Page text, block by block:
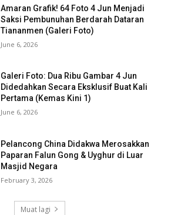
Amaran Grafik! 64 Foto 4 Jun Menjadi
Saksi Pembunuhan Berdarah Dataran
Tiananmen (Galeri Foto)
June 6, 2026
Galeri Foto: Dua Ribu Gambar 4 Jun
Didedahkan Secara Eksklusif Buat Kali
Pertama (Kemas Kini 1)
June 6, 2026
Pelancong China Didakwa Merosakkan
Paparan Falun Gong & Uyghur di Luar
Masjid Negara
February 3, 2026
Muat lagi